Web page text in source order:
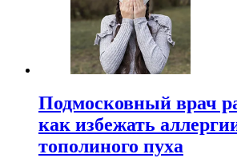
Подмосковный врач
как избежать
тополиного пуха